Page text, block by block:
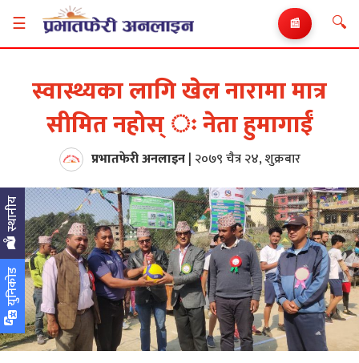
☰ 📰 🔍
युनिकोड
स्थानीय
स्वास्थ्यका लागि खेल नारामा मात्र
सीमित नहोस् ः नेता हुमागाईं
प्रभातफेरी अनलाइन| २०७९ चैत्र २४, शुक्रबार